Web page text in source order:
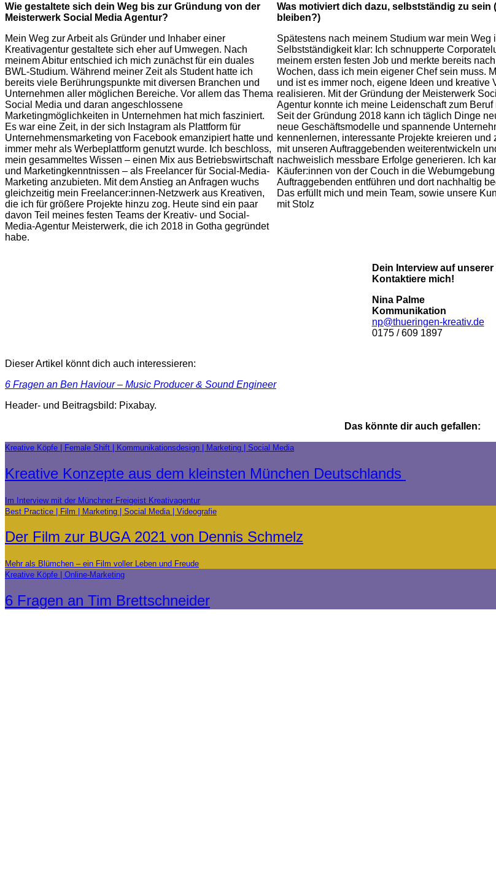
Wie gestaltete sich dein Weg bis zur Gründung von der
Meisterwerk Social Media Agentur?
Mein Weg zur Arbeit als Gründer und Inhaber einer
Kreativagentur gestaltete sich eher auf Umwegen. Nach
meinem Abitur entschied ich mich zunächst für ein duales
BWL-Studium. Während meiner Zeit als Student hatte ich
bereits viele Berührungspunkte mit diversen Branchen und
Unternehmen aller möglichen Bereiche. Vor allem das Thema
Social Media und daran angeschlossene
Marketingmöglichkeiten in Unternehmen hat mich fasziniert.
Es war eine Zeit, in der sich Instagram als Plattform für
Unternehmensmarketing von Facebook emanzipiert hatte und
immer mehr als Werbeplattform genutzt wurde. Ich beschloss,
mein gesammeltes Wissen – einen Mix aus Betriebswirtschaft
und Marketingkenntnissen – als Freelancer für Social-Media-
Marketing anzubieten. Mit dem Anstieg an Anfragen wuchs
gleichzeitig mein Freelancer:innen-Netzwerk aus Kreativen,
die ich für größere Projekte hinzu zog. Heute sind ein paar
davon Teil meines festen Teams der Kreativ- und Social-
Media-Agentur Meisterwerk, die ich 2018 in Gotha gegründet
habe.
Was motiviert dich dazu, selbstständig zu sein
bleiben?)
Spätestens nach meinem Studium war mein Weg
Selbstständigkeit klar: Ich schnupperte
meinem ersten festen Job und merkte bereits
Wochen, dass ich mein eigener Chef sein muss.
und ist es immer noch, eigene Ideen und kreative
realisieren. Mit der Gründung der Meisterwerk
Agentur konnte ich meine Leidenschaft zum Beruf
Seit der Gründung 2018 kann ich täglich Dinge
neue Geschäftsmodelle und spannende
kennenlernen, interessante Projekte kreieren und
mit unseren Auftraggebenden weiterentwickeln
nachweislich messbare Erfolge generieren. Ich
Käufer:innen von der Couch in die
Auftraggebenden entführen und dort nachhaltig
Das erfüllt mich und mein Team, sowie unsere
mit Stolz
Dein Interview auf
Kontaktiere mich!
Nina Palme
Kommunikation
np@thueringen-kreativ.de
0175 / 609 1897
Dieser Artikel könnt dich auch interessieren:
6 Fragen an Ben Haviour – Music Producer & Sound Engineer
Header- und Beitragsbild: Pixabay.
Das könnte dir auch gefallen:
Kreative Köpfe Female Shift Kommunikationsdesign Marketing Social Media
Kreative Konzepte aus dem kleinsten München Deutschlands
Im Interview mit der Münchner Freigeist Kreativagentur
Best Practice
Film Marketing Social Media Videografie
Der Film zur BUGA 2021 von Dennis Schmelz
Mehr als Blümchen – ein Film voller Leben und Freude
Kreative Köpfe
Online-Marketing
6 Fragen an Tim Brettschneider